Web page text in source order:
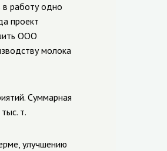
в работу одно
проект
ООО
молока
Суммарная
т.
, улучшению